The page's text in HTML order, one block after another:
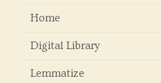
Home
Digital Library
Lemmatize